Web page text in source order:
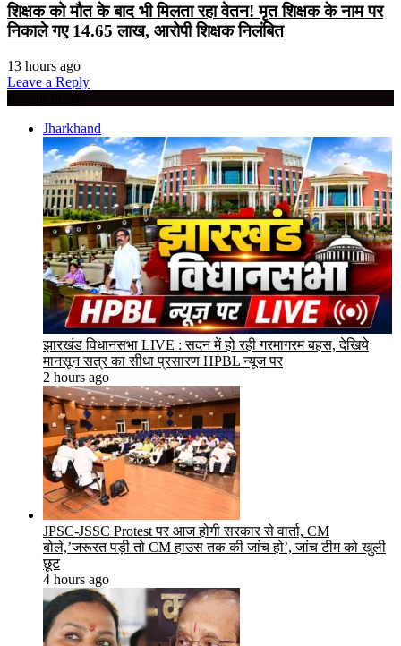
शिक्षक को मौत के बाद भी मिलता रहा वेतन! मृत शिक्षक के नाम पर
निकाले गए 14.65 लाख, आरोपी शिक्षक निलंबित
13 hours ago
Leave a Reply
Jharkhand
झारखंड विधानसभा LIVE : सदन में हो रही गरमागरम बहस, देखिये
मानसून सत्र का सीधा प्रसारण HPBL न्यूज पर
2 hours ago
JPSC-JSSC Protest पर आज होगी सरकार से वार्ता, CM
बोले,’जरूरत पड़ी तो CM हाउस तक की जांच हो’, जांच टीम को खुली
छूट
4 hours ago